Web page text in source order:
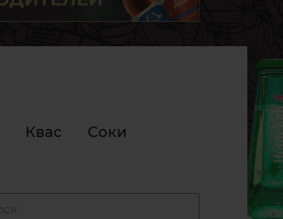
Квас Соки